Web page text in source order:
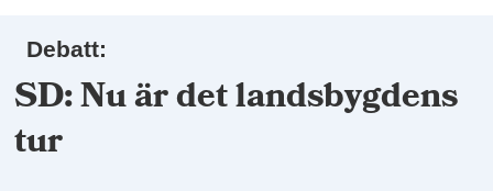
Debatt:
SD: Nu är det landsbygdens
tur